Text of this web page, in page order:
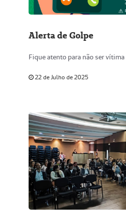
Alerta de Golpe
Fique atento para não ser vítima
22 de Julho de 2025